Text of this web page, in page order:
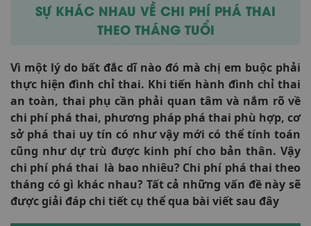
SỰ KHÁC NHAU VỀ CHI PHÍ PHÁ THAI
THEO THÁNG TUỔI
Vì một lý do bất đắc dĩ nào đó mà chị em buộc phải
thực hiện đình chỉ thai. Khi tiến hành đình chỉ thai
an toàn, thai phụ cần phải quan tâm và nắm rõ về
chi phí phá thai, phương pháp phá thai phù hợp, cơ
sở phá thai uy tín có như vậy mới có thể tính toán
cũng như dự trù được kinh phí cho bản thân. Vậy
chi phí phá thai là bao nhiêu? Chi phí phá thai theo
tháng có gì khác nhau? Tất cả những vấn đề này sẽ
được giải đáp chi tiết cụ thể qua bài viết sau đây